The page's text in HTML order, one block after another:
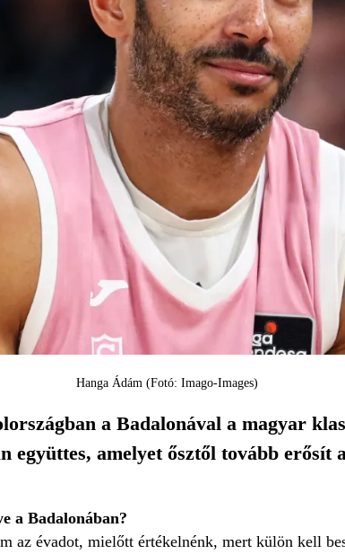
Hanga Ádám (Fotó: Imago-Images)
a Badalonával a magyar
együttes, amelyet ősztől tovább erősít
a Badalonában?
az évadot, mielőtt értékelnénk, mert külön kell